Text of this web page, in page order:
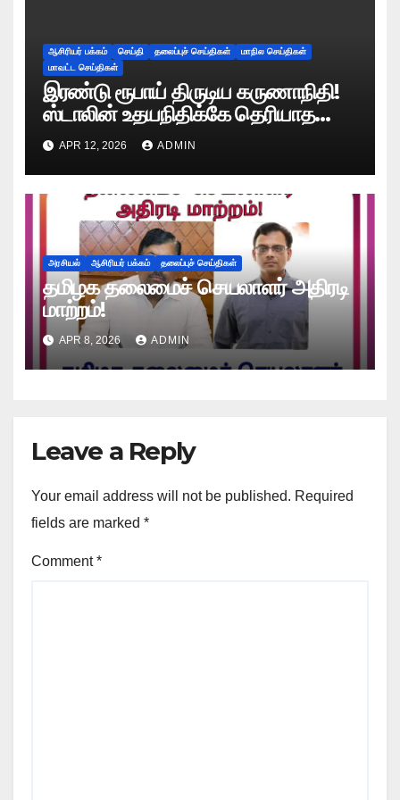
ஆசிரியர் பக்கம் செய்தி தலைப்புச் செய்திகள்
மாநில செய்திகள்
மாவட்ட செய்திகள்
இரண்டு ரூபாய் திருடிய கருணாநிதி!
ஸ்டாலின் உதயநிதிக்கே தெரியாத
ரகசியத்தை சொன்ன காளியம்மாள்!
APR 12, 2026 ADMIN
அரசியல் ஆசிரியர் பக்கம் தலைப்புச் செய்திகள்
தமிழக தலைமைச் செயலாளர் அதிரடி
மாற்றம்!
APR 8, 2026 ADMIN
Leave a Reply
Your email address will not be published. Required
fields are marked *
Comment*